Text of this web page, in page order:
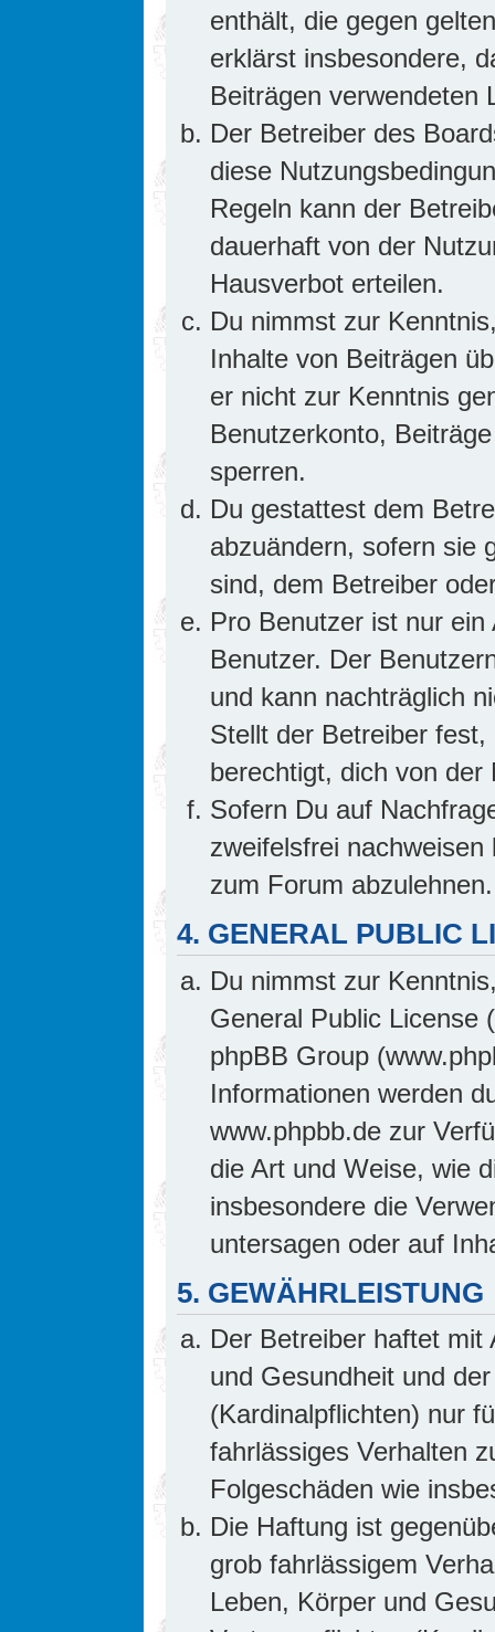
enthält, die gegen
erklärst insbesondere,
Beiträgen verwendeten
Der Betreiber des
diese
Regeln kann der
dauerhaft von der
Hausverbot erteilen.
Du nimmst zur
Inhalte von Beiträgen
er nicht zur Kenntnis
Benutzerkonto,
sperren.
Du gestattest dem
abzuändern, sofern sie
sind, dem Betreiber
Pro Benutzer ist nur
Benutzer. Der
und kann nachträglich
Stellt der Betreiber
berechtigt, dich von
Sofern Du auf
zweifelsfrei
zum Forum abzulehnen.
4. GENERAL PUBLIC
Du nimmst zur
General Public License
phpBB Group
Informationen werden
www.phpbb.de zur
die Art und Weise, wie
insbesondere die
untersagen oder auf
5. GEWÄHRLEISTUNG
Der Betreiber haftet mit
und Gesundheit und
(Kardinalpflichten) nur
fahrlässiges Verhalten
Folgeschäden wie
Die Haftung ist
grob fahrlässigem
Leben, Körper und